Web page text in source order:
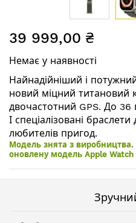
до
галереї
зображень
39 999,00 ₴
Немає у наявності
Найнадійніший і
новий міцний титановий
двочастотний GPS. До
І спеціалізовані
любителів пригод.
Модель знята з виробництва.
оновлену модель Apple Watch